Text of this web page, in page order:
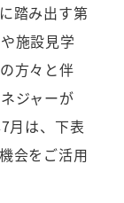
踏み出す第
施設見学
方々と伴
ジャーが
月は、下表
会をご活用